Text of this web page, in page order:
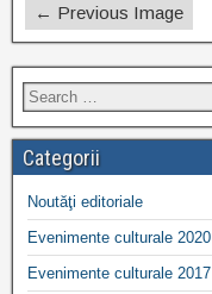
← Previous Image
Categorii
Noutăţi editoriale
Evenimente culturale 2020
Evenimente culturale 2017